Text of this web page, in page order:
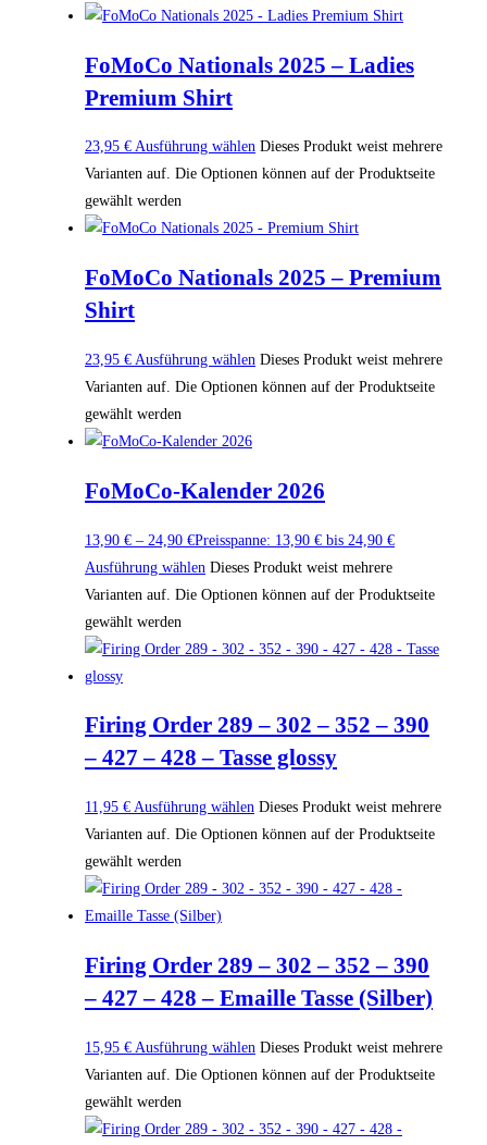
FoMoCo Nationals 2025 – Ladies
Premium Shirt
23,95 €Ausführung wählen Dieses Produkt weist mehrere
Varianten auf. Die Optionen können auf der Produktseite
gewählt werden
FoMoCo Nationals 2025 – Premium
Shirt
23,95 € Ausführung wählen Dieses Produkt weist mehrere
Varianten auf. Die Optionen können auf der Produktseite
gewählt werden
FoMoCo-Kalender 2026
13,90 € – 24,90 €Preisspanne: 13,90 € bis 24,90 €
Ausführung wählen Dieses Produkt weist mehrere
Varianten auf. Die Optionen können auf der Produktseite
gewählt werden
Firing Order 289 – 302 – 352 – 390
– 427 – 428 – Tasse glossy
11,95 € Ausführung wählen Dieses Produkt weist mehrere
Varianten auf. Die Optionen können auf der Produktseite
gewählt werden
Firing Order 289 – 302 – 352 – 390
– 427 – 428 – Emaille Tasse (Silber)
15,95 € Ausführung wählen Dieses Produkt weist mehrere
Varianten auf. Die Optionen können auf der Produktseite
gewählt werden